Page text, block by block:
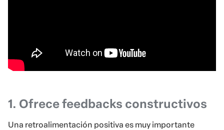
1. Ofrece feedbacks constructivos
Una retroalimentación positiva es muy importante